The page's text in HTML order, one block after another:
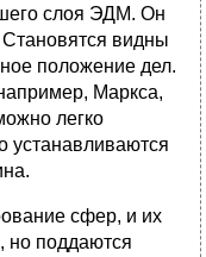
слоя ЭДМ. Он
видны
положение дел.
Маркса,
легко
устанавливаются
сфер, и их
но поддаются